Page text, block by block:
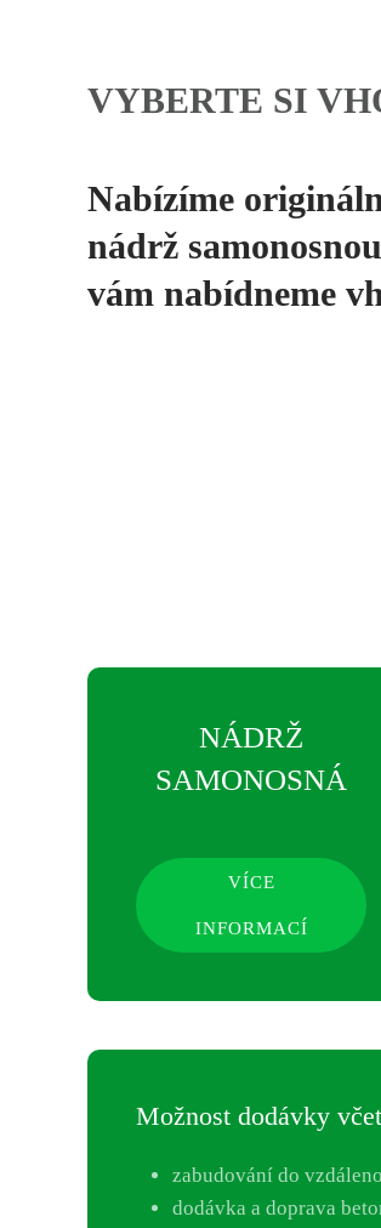
VYBERTE SI
Nabízíme
nádrž
vám nabídneme
NÁDRŽ
SAMONOSNÁ
VÍCE
INFORMACÍ
Možnost dodávky
zabudování do
dodávka a doprava